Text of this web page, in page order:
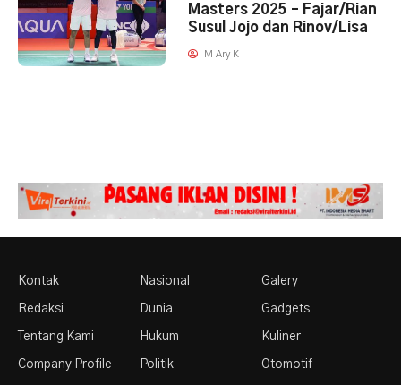
Masters 2025 – Fajar/Rian
Susul Jojo dan Rinov/Lisa
M Ary K
Kontak
Redaksi
Tentang Kami
Company Profile
Nasional
Dunia
Hukum
Politik
Galery
Gadgets
Kuliner
Otomotif